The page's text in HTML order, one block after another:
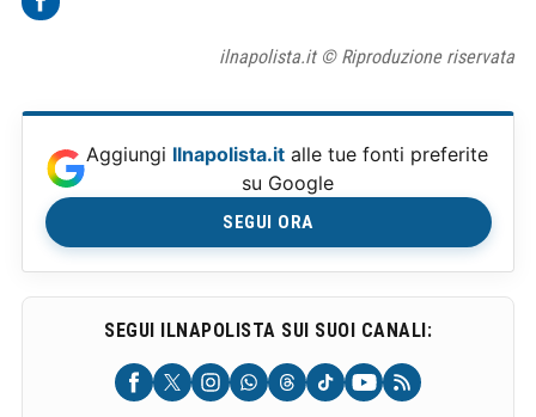
ilnapolista.it © Riproduzione riservata
Aggiungi Ilnapolista.it alle tue fonti preferite
su Google
SEGUI ORA
SEGUI ILNAPOLISTA SUI SUOI CANALI: